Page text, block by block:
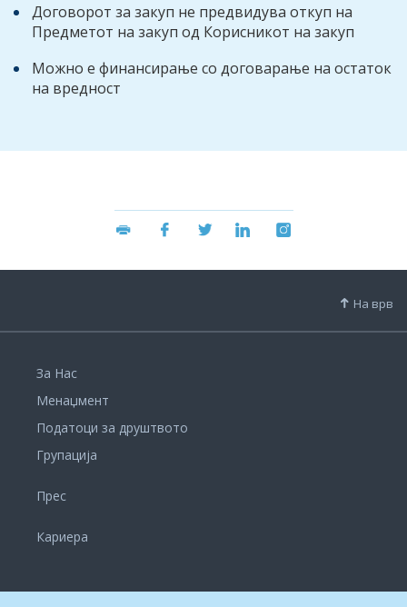
Договорот за закуп не предвидува откуп на
Предметот на закуп од Корисникот на закуп
Можно е финансирање со договарање на остаток
на вредност
На врв
За Нас
Менаџмент
Податоци за друштвото
Групација
Прес
Кариера